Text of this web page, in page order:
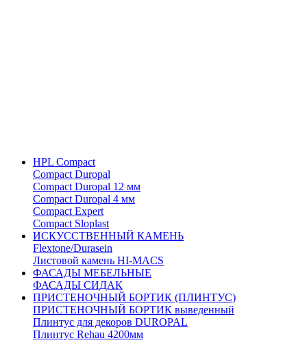
HPL Compact
Compact Duropal
Compact Duropal 12 мм
Compact Duropal 4 мм
Compact Expert
Compact Sloplast
ИСКУССТВЕННЫЙ КАМЕНЬ
Flextone/Durasein
Листовой камень HI-MACS
ФАСАДЫ МЕБЕЛЬНЫЕ
ФАСАДЫ СИДАК
ПРИСТЕНОЧНЫЙ БОРТИК (ПЛИНТУС)
ПРИСТЕНОЧНЫЙ БОРТИК выведенный
Плинтус для декоров DUROPAL
Плинтус Rehau 4200мм